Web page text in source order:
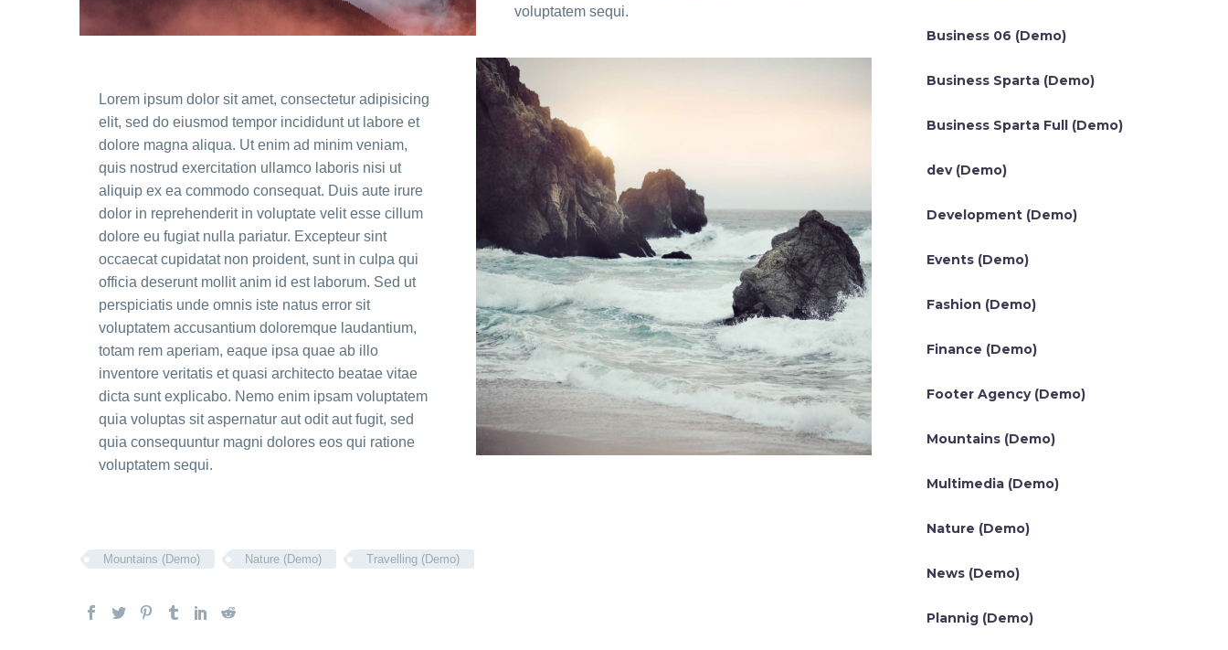
voluptatem sequi.
Lorem ipsum dolor sit amet, consectetur adipisicing
elit, sed do eiusmod tempor incididunt ut labore et
dolore magna aliqua. Ut enim ad minim veniam,
quis nostrud exercitation ullamco laboris nisi ut
aliquip ex ea commodo consequat. Duis aute irure
dolor in reprehenderit in voluptate velit esse cillum
dolore eu fugiat nulla pariatur. Excepteur sint
occaecat cupidatat non proident, sunt in culpa qui
officia deserunt mollit anim id est laborum. Sed ut
perspiciatis unde omnis iste natus error sit
voluptatem accusantium doloremque laudantium,
totam rem aperiam, eaque ipsa quae ab illo
inventore veritatis et quasi architecto beatae vitae
dicta sunt explicabo. Nemo enim ipsam voluptatem
quia voluptas sit aspernatur aut odit aut fugit, sed
quia consequuntur magni dolores eos qui ratione
voluptatem sequi.
Mountains (Demo) Nature (Demo) Travelling (Demo)
Business 06 (Demo)
Business Sparta (Demo)
Business Sparta Full (Demo)
dev (Demo)
Development (Demo)
Events (Demo)
Fashion (Demo)
Finance (Demo)
Footer Agency (Demo)
Mountains (Demo)
Multimedia (Demo)
Nature (Demo)
News (Demo)
Plannig (Demo)